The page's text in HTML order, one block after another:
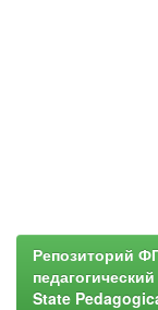
Репозиторий
State